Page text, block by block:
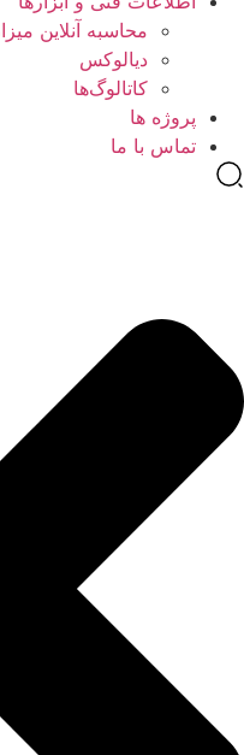
محاسبه آنلاین
دیالوکس
کاتالوگ‌ها
پروژه ها
تماس با ما